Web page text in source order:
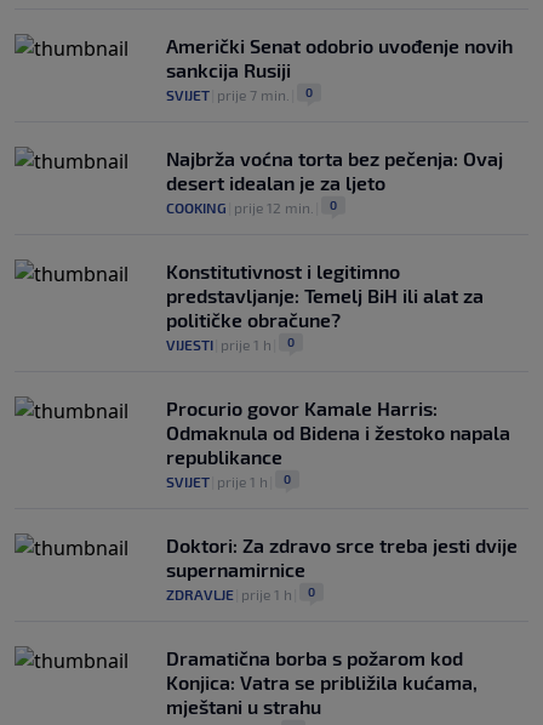
Američki Senat odobrio uvođenje novih
sankcija Rusiji
SVIJET prije 7 min. 0
Najbrža voćna torta bez pečenja: Ovaj
desert idealan je za ljeto
COOKING prije 12 min. 0
Konstitutivnost i legitimno
predstavljanje: Temelj BiH ili alat za
političke obračune?
VIJESTI prije 1 h 0
Procurio govor Kamale Harris:
Odmaknula od Bidena i žestoko napala
republikance
SVIJET prije 1 h 0
Doktori: Za zdravo srce treba jesti dvije
supernamirnice
ZDRAVLJE prije 1 h 0
Dramatična borba s požarom kod
Konjica: Vatra se približila kućama,
mještani u strahu